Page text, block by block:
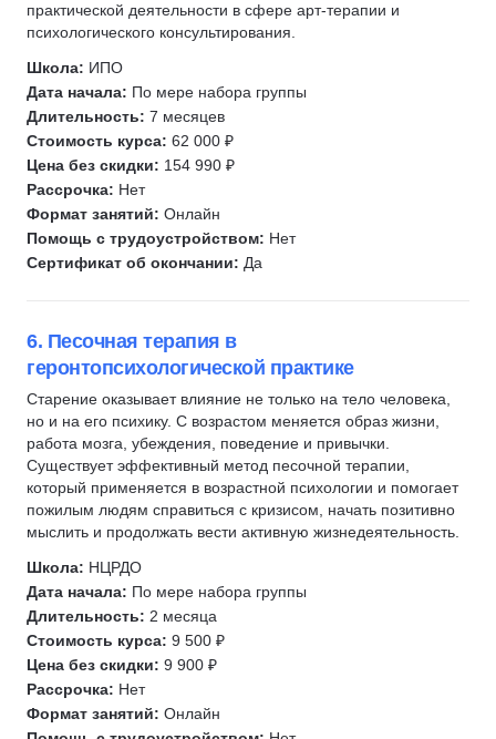
практической деятельности в сфере арт-терапии и
психологического консультирования.
Школа: ИПО
Дата начала: По мере набора группы
Длительность: 7 месяцев
Стоимость курса: 62 000 ₽
Цена без скидки: 154 990 ₽
Рассрочка: Нет
Формат занятий: Онлайн
Помощь с трудоустройством: Нет
Сертификат об окончании: Да
6. Песочная терапия в
геронтопсихологической практике
Старение оказывает влияние не только на тело человека,
но и на его психику. С возрастом меняется образ жизни,
работа мозга, убеждения, поведение и привычки.
Существует эффективный метод песочной терапии,
который применяется в возрастной психологии и помогает
пожилым людям справиться с кризисом, начать позитивно
мыслить и продолжать вести активную жизнедеятельность.
Школа: НЦРДО
Дата начала: По мере набора группы
Длительность: 2 месяца
Стоимость курса: 9 500 ₽
Цена без скидки: 9 900 ₽
Рассрочка: Нет
Формат занятий: Онлайн